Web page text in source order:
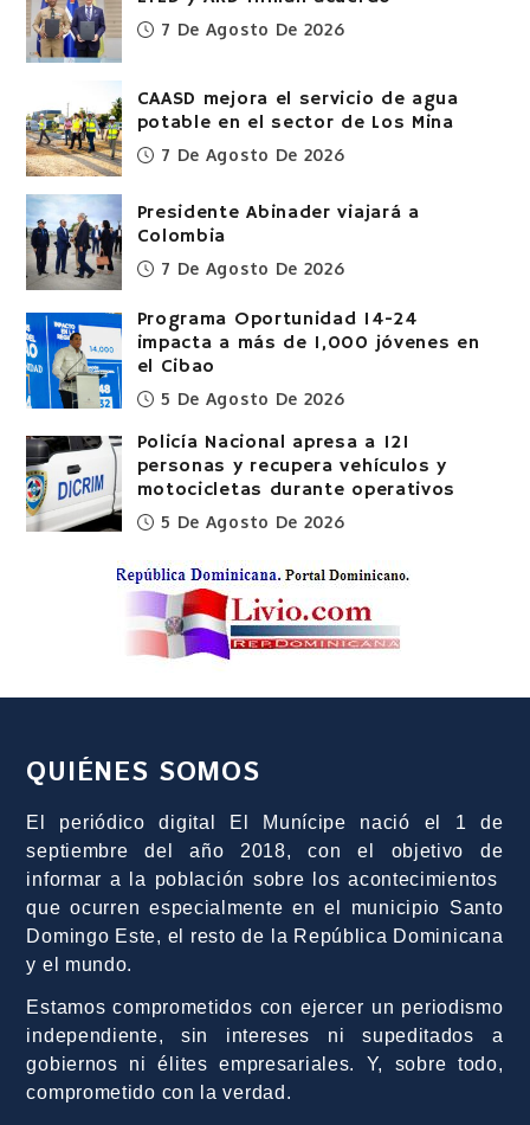
7 De Agosto De 2026
CAASD mejora el servicio de agua
potable en el sector de Los Mina
7 De Agosto De 2026
Presidente Abinader viajará a
Colombia
7 De Agosto De 2026
Programa Oportunidad 14-24
impacta a más de 1,000 jóvenes en
el Cibao
5 De Agosto De 2026
Policía Nacional apresa a 121
personas y recupera vehículos y
motocicletas durante operativos
5 De Agosto De 2026
QUIÉNES SOMOS
El periódico digital El Munícipe nació el 1 de
septiembre del año 2018, con el objetivo de
informar a la población sobre los acontecimientos
que ocurren especialmente en el municipio Santo
Domingo Este, el resto de la República Dominicana
y el mundo.
Estamos comprometidos con ejercer un periodismo
independiente, sin intereses ni supeditados a
gobiernos ni élites empresariales. Y, sobre todo,
comprometido con la verdad.